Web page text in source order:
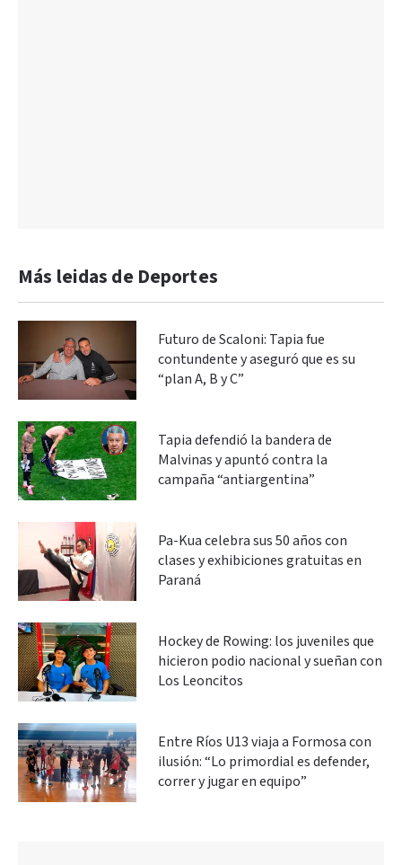
Más leidas de Deportes
Futuro de Scaloni: Tapia fue
contundente y aseguró que es su
“plan A, B y C”
Tapia defendió la bandera de
Malvinas y apuntó contra la
campaña “antiargentina”
Pa-Kua celebra sus 50 años con
clases y exhibiciones gratuitas en
Paraná
Hockey de Rowing: los juveniles que
hicieron podio nacional y sueñan con
Los Leoncitos
Entre Ríos U13 viaja a Formosa con
ilusión: “Lo primordial es defender,
correr y jugar en equipo”